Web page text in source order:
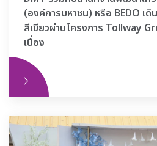
(องค์การมหาชน) หรือ BEDO เ
สีเขียวผ่านโครงการ Tollway
เนื่อง